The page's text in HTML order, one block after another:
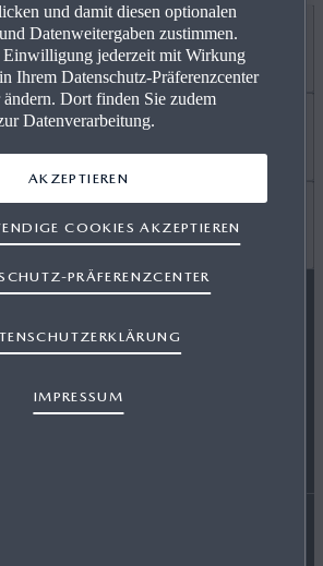
MAZDA FOLGEN
und damit diesen optionalen
Datenweitergaben zustimmen.
Einwilligung jederzeit mit Wirkung
Ihrem Datenschutz-Präferenzcenter
Dort finden Sie zudem
Datenverarbeitung.
IMPRESSUM
PRÄFERENZCENTER
COOKIES AKZEPTIEREN
AKZEPTIEREN